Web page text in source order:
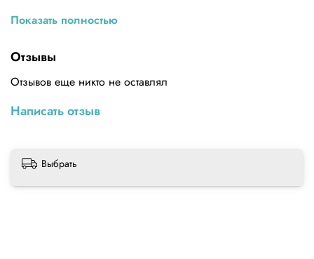
С микрофоном
Питание: 100-240 В
Показать полностью
Отзывы
Отзывов еще никто не оставлял
Написать отзыв
Выбрать